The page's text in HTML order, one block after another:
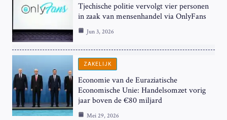
Tjechische politie vervolgt vier personen
in zaak van mensenhandel via OnlyFans
Jun 3, 2026
ZAKELIJK
Economie van de Euraziatische
Economische Unie: Handelsomzet vorig
jaar boven de €80 miljard
Mei 29, 2026